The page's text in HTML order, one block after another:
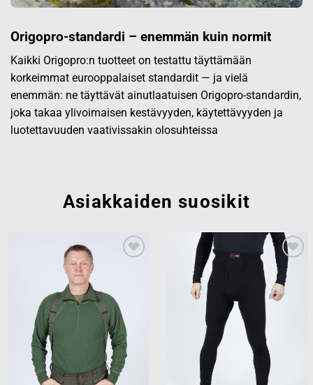
Origopro-standardi – enemmän kuin normit
Kaikki Origopro:n tuotteet on testattu täyttämään
korkeimmat eurooppalaiset standardit — ja vielä
enemmän: ne täyttävät ainutlaatuisen Origopro-standardin,
joka takaa ylivoimaisen kestävyyden, käytettävyyden ja
luotettavuuden vaativissakin olosuhteissa
Asiakkaiden suosikit
Add to
wishlist